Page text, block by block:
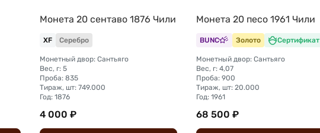
Монета 20 сентаво 1876 Чили
XF Серебро
Монетный двор: Сантьяго
Вес, г: 5
Проба: 835
Тираж, шт: 749.000
Год: 1876
4 000 ₽
Монета 20 песо 1961 Чили
BUNC Золото Сертификат
Монетный двор: Сантьяго
Вес, г: 4,07
Проба: 900
Тираж, шт: 20.000
Год: 1961
68 500 ₽